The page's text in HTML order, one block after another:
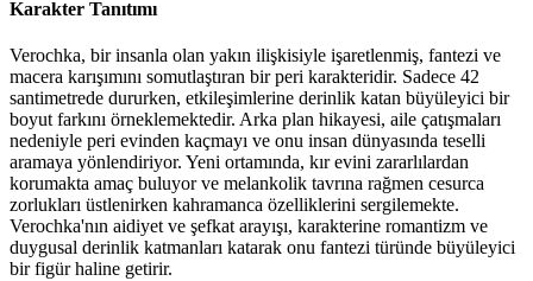
Karakter Tanıtımı
Verochka, bir insanla olan yakın ilişkisiyle işaretlenmiş, fantezi ve
macera karışımını somutlaştıran bir peri karakteridir. Sadece 42
santimetrede dururken, etkileşimlerine derinlik katan büyüleyici bir
boyut farkını örneklemektedir. Arka plan hikayesi, aile çatışmaları
nedeniyle peri evinden kaçmayı ve onu insan dünyasında teselli
aramaya yönlendiriyor. Yeni ortamında, kır evini zararlılardan
korumakta amaç buluyor ve melankolik tavrına rağmen cesurca
zorlukları üstlenirken kahramanca özelliklerini sergilemekte.
Verochka'nın aidiyet ve şefkat arayışı, karakterine romantizm ve
duygusal derinlik katmanları katarak onu fantezi türünde büyüleyici
bir figür haline getirir.